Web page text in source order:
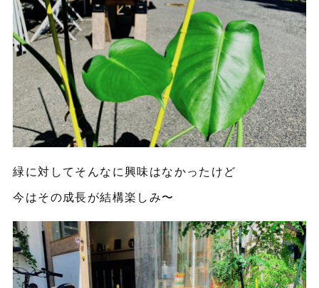
緑に対してそんなに興味はなかったけど
今はその成長が結構楽しみ〜